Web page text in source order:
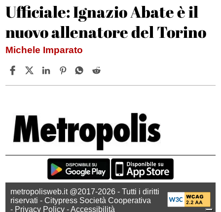
Ufficiale: Ignazio Abate è il
nuovo allenatore del Torino
Michele Imparato
metropolisweb.it @2017-2026 - Tutti i diritti
riservati - Citypress Società Cooperativa
- Privacy Policy -Accessibilità